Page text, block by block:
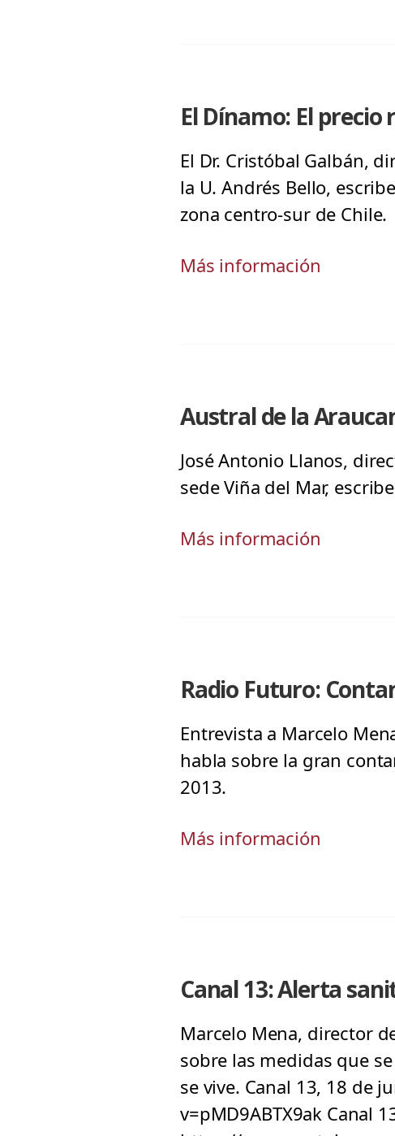
El Dínamo: El precio
El Dr. Cristóbal Galbán,
la U. Andrés Bello,
zona centro-sur de Chile.
Más información
Austral de la
José Antonio Llanos,
sede Viña del Mar,
Más información
Radio Futuro:
Entrevista a Marcelo
habla sobre la gran
2013.
Más información
Canal 13: Alerta
Marcelo Mena, director
sobre las medidas que
se vive. Canal 13, 18 de
v=pMD9ABTX9ak Canal